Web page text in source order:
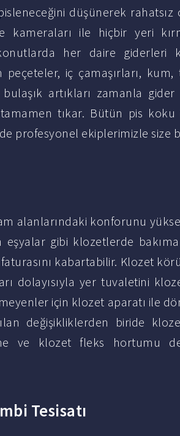
düşünerek
kameraları ile hiçbir yeri
konutlarda her daire giderleri
peçeteler, iç çamaşırları,
artıkları zamanla
tıkar. Bütün pis
profesyonel ekiplerimizle size
alanlarındaki konforunu
gibi klozetlerde bakıma
kabartabilir. Klozet
dolayısıyla yer tuvaletini
için klozet aparatı ile
değişikliklerden biride
ve klozet fleks hortumu
Tesisatı